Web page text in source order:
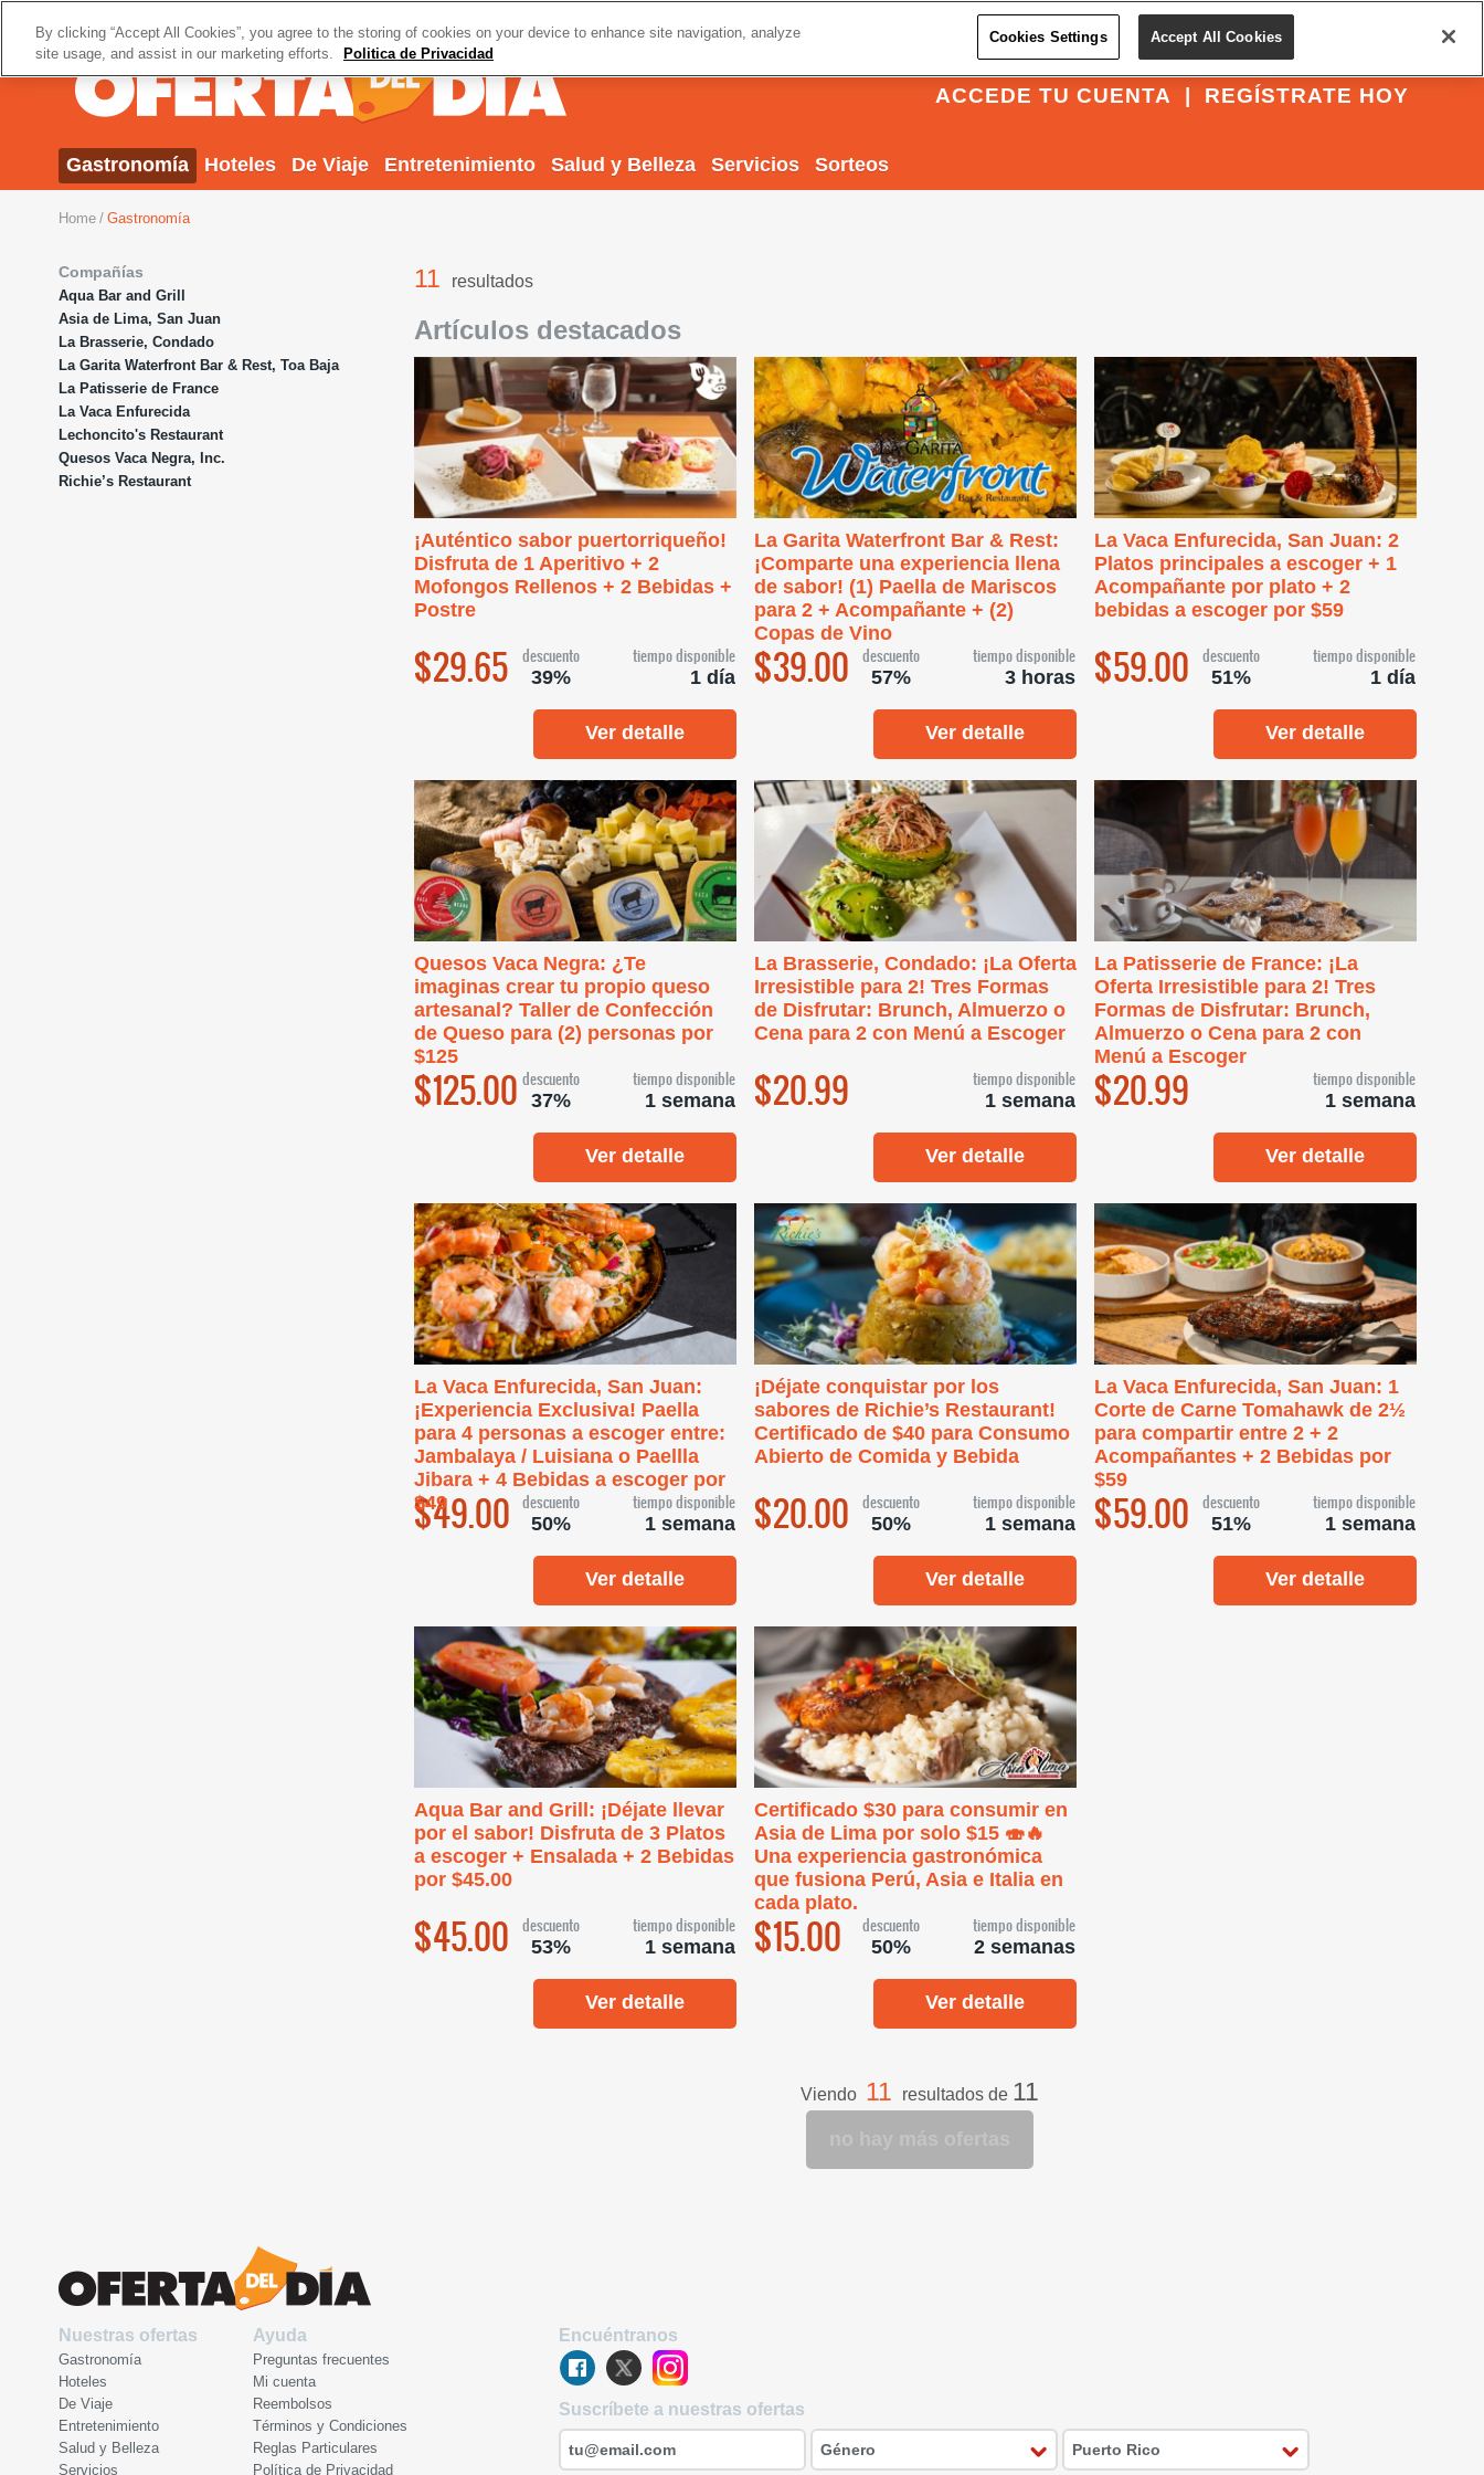
REGÍSTRATE HOY
ACCEDE TU CUENTA
Gastronomía Hoteles De Viaje Entretenimiento Salud y Belleza Servicios Sorteos
Home Gastronomía
11 resultados
Artículos destacados
¡Auténtico sabor puertorriqueño!
Disfruta de 1 Aperitivo + 2
Mofongos Rellenos + 2 Bebidas +
Postre
$29.65 descuento
39%
tiempo disponible
1 día
Ver detalle
La Garita Waterfront Bar & Rest:
¡Comparte una experiencia llena
de sabor! (1) Paella de Mariscos
para 2 + Acompañante + (2)
Copas de Vino
$39.00 descuento
57%
tiempo disponible
3 horas
Ver detalle
La Vaca Enfurecida, San Juan: 2
Platos principales a escoger + 1
Acompañante por plato + 2
bebidas a escoger por $59
$59.00 descuento
51%
tiempo disponible
1 día
Ver detalle
Quesos Vaca Negra: ¿Te
imaginas crear tu propio queso
artesanal? Taller de Confección
de Queso para (2) personas por
$125
$125.00 descuento
37%
tiempo disponible
1 semana
Ver detalle
La Brasserie, Condado: ¡La Oferta
Irresistible para 2! Tres Formas
de Disfrutar: Brunch, Almuerzo o
Cena para 2 con Menú a Escoger
$20.99 tiempo disponible
1 semana
Ver detalle
La Patisserie de France: ¡La
Oferta Irresistible para 2! Tres
Formas de Disfrutar: Brunch,
Almuerzo o Cena para 2 con
Menú a Escoger
$20.99 tiempo disponible
1 semana
Ver detalle
La Vaca Enfurecida, San Juan:
¡Experiencia Exclusiva! Paella
para 4 personas a escoger entre:
Jambalaya / Luisiana o Paellla
Jibara + 4 Bebidas a escoger por
$49
$49.00 descuento
50%
tiempo disponible
1 semana
Ver detalle
¡Déjate conquistar por los
sabores de Richie’s Restaurant!
Certificado de $40 para Consumo
Abierto de Comida y Bebida
$20.00 descuento
50%
tiempo disponible
1 semana
Ver detalle
La Vaca Enfurecida, San Juan: 1
Corte de Carne Tomahawk de 2½
para compartir entre 2 + 2
Acompañantes + 2 Bebidas por
$59
$59.00 descuento
51%
tiempo disponible
1 semana
Ver detalle
Aqua Bar and Grill: ¡Déjate llevar
por el sabor! Disfruta de 3 Platos
a escoger + Ensalada + 2 Bebidas
por $45.00
$45.00 descuento
53%
tiempo disponible
1 semana
Ver detalle
Certificado $30 para consumir en
Asia de Lima por solo $15 🍣🔥
Una experiencia gastronómica
que fusiona Perú, Asia e Italia en
cada plato.
$15.00 descuento
50%
tiempo disponible
2 semanas
Ver detalle
Viendo 11 resultados de 11
Compañías
Aqua Bar and Grill
Asia de Lima, San Juan
La Brasserie, Condado
La Garita Waterfront Bar & Rest, Toa Baja
La Patisserie de France
La Vaca Enfurecida
Lechoncito's Restaurant
Quesos Vaca Negra, Inc.
Richie’s Restaurant
Nuestras ofertas
Gastronomía
Hoteles
De Viaje
Entretenimiento
Salud y Belleza
Servicios
Ayuda
Preguntas frecuentes
Mi cuenta
Reembolsos
Términos y Condiciones
Reglas Particulares
Política de Privacidad
Encuéntranos
Suscríbete a nuestras ofertas
By clicking “Accept All Cookies”, you agree to the storing of cookies on your device to enhance site navigation, analyze
site usage, and assist in our marketing efforts.
Politica de Privacidad
Cookies Settings Accept All Cookies